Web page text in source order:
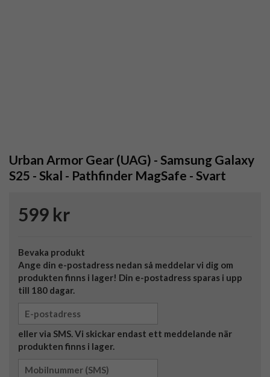
Urban Armor Gear (UAG) - Samsung Galaxy
S25 - Skal - Pathfinder MagSafe - Svart
599 kr
Bevaka produkt
Ange din e-postadress nedan så meddelar vi dig om
produkten finns i lager! Din e-postadress sparas i upp
till 180 dagar.
eller via SMS. Vi skickar endast ett meddelande när
produkten finns i lager.